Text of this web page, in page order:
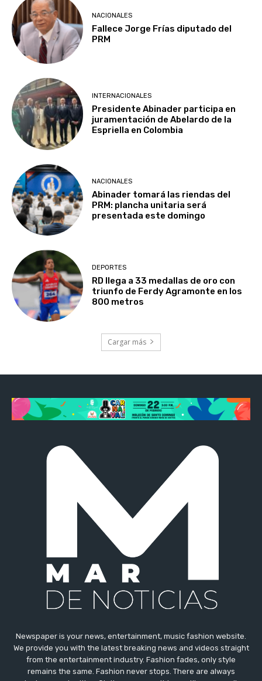
NACIONALES
Fallece Jorge Frías diputado del
PRM
INTERNACIONALES
Presidente Abinader participa en
juramentación de Abelardo de la
Espriella en Colombia
NACIONALES
Abinader tomará las riendas del
PRM: plancha unitaria será
presentada este domingo
DEPORTES
RD llega a 33 medallas de oro con
triunfo de Ferdy Agramonte en los
800 metros
Cargar más
Newspaper is your news, entertainment, music fashion website.
We provide you with the latest breaking news and videos straight
from the entertainment industry. Fashion fades, only style
remains the same. Fashion never stops. There are always